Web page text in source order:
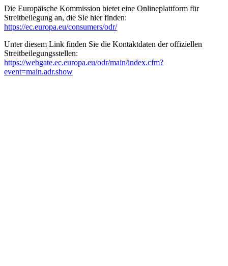
Die Europäische Kommission bietet eine Onlineplattform für
Streitbeilegung an, die Sie hier finden:
https://ec.europa.eu/consumers/odr/
Unter diesem Link finden Sie die Kontaktdaten der offiziellen
Streitbeilegungsstellen:
https://webgate.ec.europa.eu/odr/main/index.cfm?
event=main.adr.show